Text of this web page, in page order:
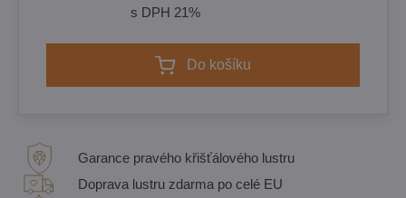
s DPH 21%
Do košíku
Garance pravého křišťálového lustru
Doprava lustru zdarma po celé EU